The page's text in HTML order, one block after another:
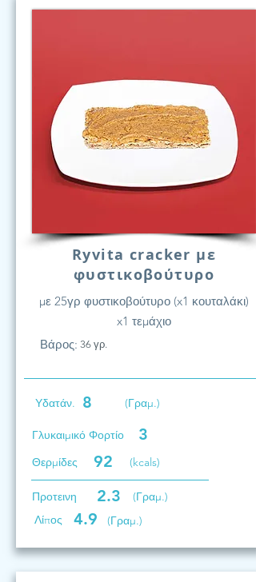
Ryvita cracker με
φυστικοβούτυρο
με 25γρ φυστικοβούτυρο (x1 κουταλάκι)
x1 τεμάχιο
Βάρος: 36 γρ.
Υδατάν. 8 (Γραμ.)
Γλυκαιμικό Φορτίο 3
Θερμίδες 92 (kcals)
Προτεινη 2.3
(Γραμ.)
Λίπος
4.9 (Γραμ.)